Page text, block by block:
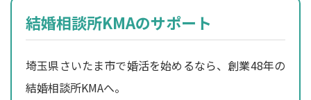
結婚相談所KMAのサポート
埼玉県さいたま市で婚活を始めるなら、創業48年の
結婚相談所KMAへ。